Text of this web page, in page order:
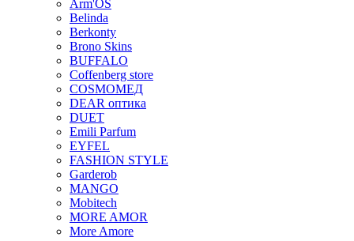
Arm'OS
Belinda
Berkonty
Brono Skins
BUFFALO
Coffenberg store
COSMOМЕД
DEAR оптика
DUET
Emili Parfum
EYFEL
FASHION STYLE
Garderob
MANGO
Mobitech
MORE AMOR
More Amore